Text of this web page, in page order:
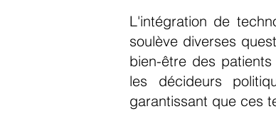
L'intégration de
soulève diverses
bien-être des
les décideurs
garantissant que ces